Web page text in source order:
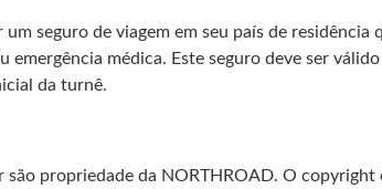
seguro de viagem em seu país de
médica. Este seguro deve ser
da turnê.
propriedade da NORTHROAD. O